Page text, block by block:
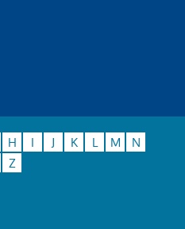
H I J K L M
N
Z